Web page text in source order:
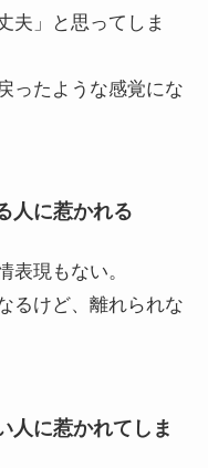
夫」と思ってしま
ったような感覚にな
人に惹かれる
表現もない。
るけど、離れられな
人に惹かれてしま